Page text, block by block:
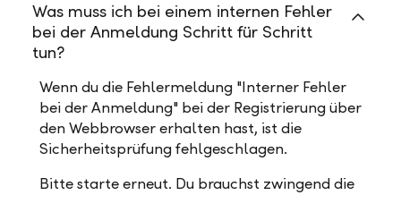
Was muss ich bei einem internen Fehler
bei der Anmeldung Schritt für Schritt
tun?
Wenn du die Fehlermeldung "Interner Fehler
bei der Anmeldung" bei der Registrierung über
den Webbrowser erhalten hast, ist die
Sicherheitsprüfung fehlgeschlagen.
Bitte starte erneut. Du brauchst zwingend die